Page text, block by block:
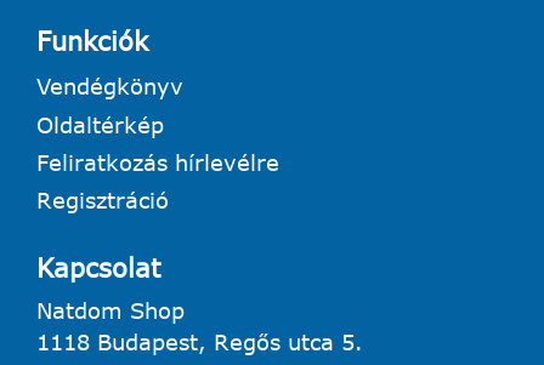
Funkciók
Vendégkönyv
Oldaltérkép
Feliratkozás hírlevélre
Regisztráció
Kapcsolat
Natdom Shop
1118 Budapest, Regős utca 5.